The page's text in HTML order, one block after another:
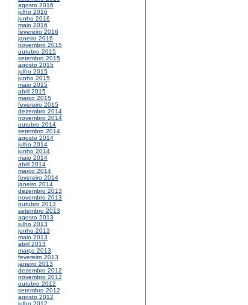
agosto 2016
julho 2016
junho 2016
maio 2016
fevereiro 2016
janeiro 2016
novembro 2015
outubro 2015
setembro 2015
agosto 2015
julho 2015
junho 2015
maio 2015
abril 2015
março 2015
fevereiro 2015
dezembro 2014
novembro 2014
outubro 2014
setembro 2014
agosto 2014
julho 2014
junho 2014
maio 2014
abril 2014
março 2014
fevereiro 2014
janeiro 2014
dezembro 2013
novembro 2013
outubro 2013
setembro 2013
agosto 2013
julho 2013
junho 2013
maio 2013
abril 2013
março 2013
fevereiro 2013
janeiro 2013
dezembro 2012
novembro 2012
outubro 2012
setembro 2012
agosto 2012